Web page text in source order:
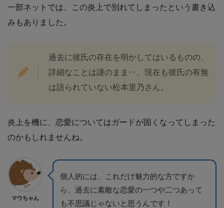
一部ネットでは、この炎上で別れてしまったという書き込
みもありました。
過去に彼氏の存在を明かしてはいるものの、
詳細なことは謎のまま‥、現在も彼氏の有無
は語られていない松本里乃さん。
炎上を機に、恋愛についてはガードが固くなってしまった
のかもしれませんね。
マウちゃん
個人的には、これだけ魅力的な方ですか
ら、過去に素敵な恋愛の一つや二つあって
も不思議じゃないと思うんです！